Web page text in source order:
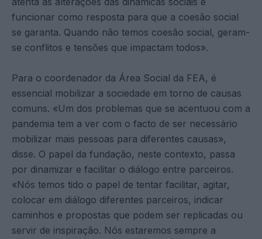
funcionar como resposta para que a coesão social
se garanta. Quando não temos coesão social, geram-
se conflitos e tensões que impactam todos».
Para o coordenador da Área Social da FEA, é
essencial mobilizar a sociedade em torno de causas
comuns. «Um dos problemas que se acentuou com a
pandemia tem a ver com o facto de ser necessário
mobilizar mais pessoas para diferentes causas»,
disse. O papel da fundação, neste contexto, passa
por dinamizar e facilitar o diálogo entre parceiros.
«Nós temos tido o papel de tentar facilitar, agitar,
colocar em diálogo diferentes parceiros, indicar
caminhos e propostas que podem ser replicadas ou
servir de inspiração. Nós estaremos sempre a